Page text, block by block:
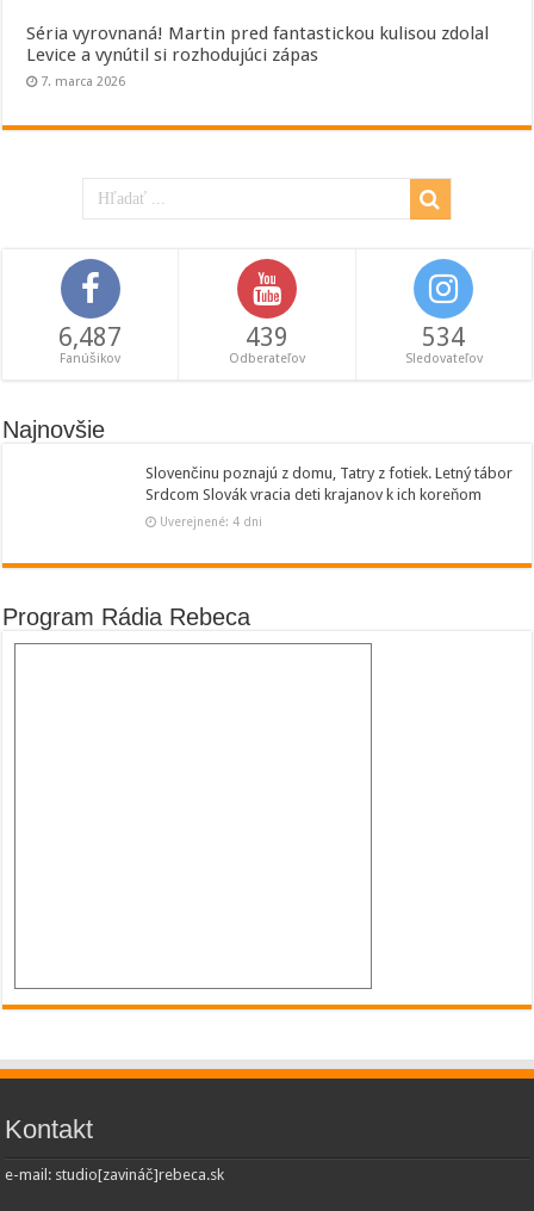
Séria vyrovnaná! Martin pred fantastickou kulisou zdolal
Levice a vynútil si rozhodujúci zápas
7. marca 2026
6,487
Fanúšikov
439
Odberateľov
534
Sledovateľov
Najnovšie
Slovenčinu poznajú z domu, Tatry z fotiek. Letný tábor
Srdcom Slovák vracia deti krajanov k ich koreňom
Uverejnené: 4 dni
Program Rádia Rebeca
Kontakt
e-mail: studio[zavináč]rebeca.sk